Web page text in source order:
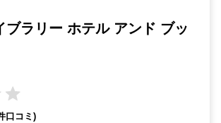
ブラリー ホテル アンド ブッ
口コミ)